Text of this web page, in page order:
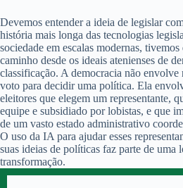
Devemos entender a ideia de legislar
história mais longa das tecnologias
sociedade em escalas modernas,
caminho desde os ideais atenienses de
classificação. A democracia não envolve
voto para decidir uma política. Ela
eleitores que elegem um representante,
equipe e subsidiado por lobistas, e que
de um vasto estado administrativo
O uso da IA para ajudar esses
suas ideias de políticas faz parte de uma
transformação.